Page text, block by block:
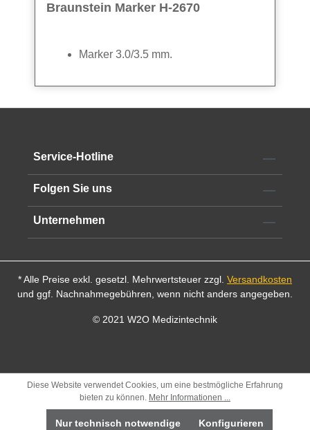
Braunstein Marker H-2670
Marker 3.0/3.5 mm.
Service-Hotline
Folgen Sie uns
Unternehmen
* Alle Preise exkl. gesetzl. Mehrwertsteuer zzgl. Versandkosten
und ggf. Nachnahmegebühren, wenn nicht anders angegeben.
© 2021 W2O Medizintechnik
Diese Website verwendet Cookies, um eine bestmögliche Erfahrung
bieten zu können. Mehr Informationen ...
Nur technisch notwendige Konfigurieren